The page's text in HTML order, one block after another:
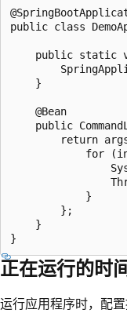
public class
public static
    }
    @Bean
public
return
for
            }
        };
    }
正在运行的时
运行应用程序时，配